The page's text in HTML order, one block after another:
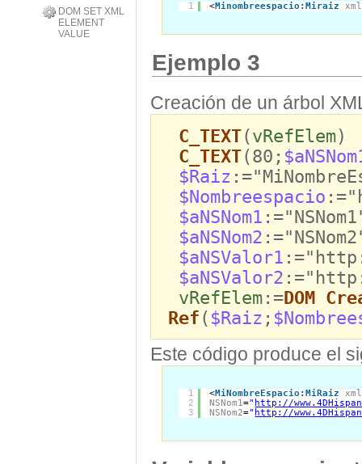
DOM SET XML
ELEMENT
VALUE
1 <Minombreespacio:Miraiz
Ejemplo 3
Creación de un árbol
C_TEXT(vRefElem)
C_TEXT(80;
$Raiz
$Nombreespacio
$aNSNom1
$aNSNom2
$aNSValor1
$aNSValor2
vRefElem:=DOM
Ref ( $Raiz ;
Este código produce el
1
2
3
<MiNombreEspacio:MiRaiz
NSNom1=" http://
NSNom2=" http://